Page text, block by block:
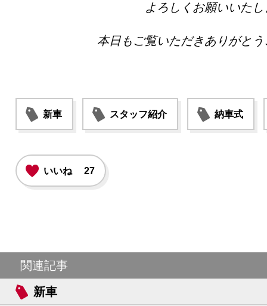
よろしくお願いいた
本日もご覧いただきありがと
新車 スタッフ紹介 納車式
いいね 27
関連記事
新車